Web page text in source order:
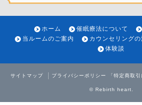
ホーム 催眠療法について
当ルームのご案内
カウンセリングの
体験談
サイトマップ プライバシーポリシー 「特定商取
© Rebirth heart